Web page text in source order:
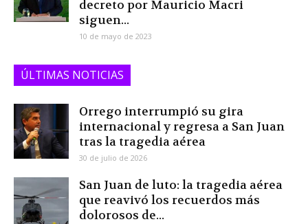
decreto por Mauricio Macri
siguen...
10 de mayo de 2023
ÚLTIMAS NOTICIAS
Orrego interrumpió su gira
internacional y regresa a San Juan
tras la tragedia aérea
30 de julio de 2026
San Juan de luto: la tragedia aérea
que reavivó los recuerdos más
dolorosos de...